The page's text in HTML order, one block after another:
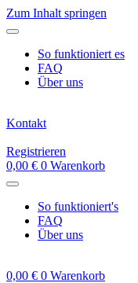
Zum Inhalt springen
So funktioniert es
FAQ
Über uns
Kontakt
Registrieren
0,00 € 0 Warenkorb
So funktioniert's
FAQ
Über uns
0,00 € 0 Warenkorb